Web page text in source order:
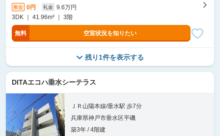
敷金 0円 礼金
9.6万円
3DK ｜ 41.96m² ｜ 3階
無料 空室状況を知りたい
残り1件を表示する
DITAエコハ垂水シーテラス
ＪＲ山陽本線/垂水駅 歩7分
兵庫県神戸市垂水区平磯
築3年 / 4階建